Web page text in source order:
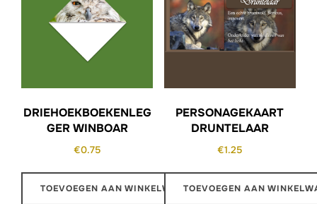
DRIEHOEKBOEKENLEG
GER WINBOAR
€0.75
TOEVOEGEN AAN WINKELWAGEN
PERSONAGEKAART
DRUNTELAAR
€1.25
TOEVOEGEN AAN